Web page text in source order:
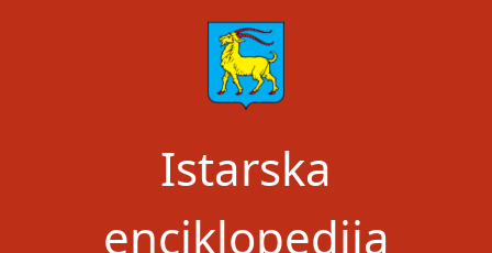
Istarska
enciklopedija